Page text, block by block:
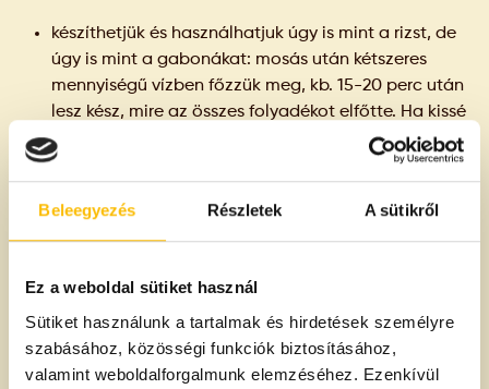
Beleegyezés Részletek A sütikről
Ez a weboldal sütiket használ
Sütiket használunk a tartalmak és hirdetések személyre
szabásához, közösségi funkciók biztosításához,
valamint weboldalforgalmunk elemzéséhez. Ezenkívül
készíthetjük és használhatjuk úgy is mint a rizst, de
úgy is mint a gabonákat: mosás után kétszeres
mennyiségű vízben főzzük meg, kb. 15-20 perc után
lesz kész, mire az összes folyadékot elfőtte. Ha kissé
megpirítjuk főzés előtt, ízletesebb lesz.
készíthetünk belőle egytálételeket, tálalhatjuk
wokban is. Jól passzol a hússal is, de rendkívüli
tápértékének köszönhetően hús nélkül is legalább
de akár fasírt is készülhet belőle.
tehetjük levesekbe betétként, de készíthetünk akár
hideg salátát is belőle.
készíthetjük kásaként is: főzzük meg ugyanúgy, mint